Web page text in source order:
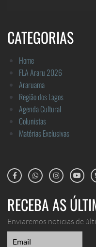
CATEGORIAS
Home
FLA Araru 2026
Araruama
Região dos Lagos
Agenda Cultural
Colunistas
Matérias Exclusivas
RECEBA AS
Enviaremos noticias de